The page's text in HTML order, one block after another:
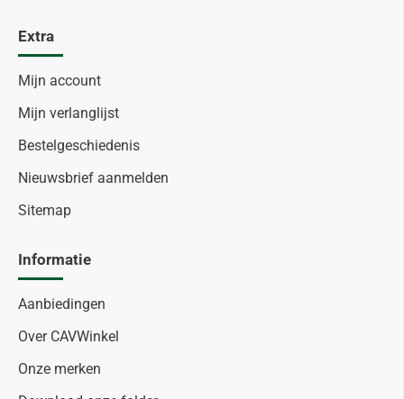
Extra
Mijn account
Mijn verlanglijst
Bestelgeschiedenis
Nieuwsbrief aanmelden
Sitemap
Informatie
Aanbiedingen
Over CAVWinkel
Onze merken